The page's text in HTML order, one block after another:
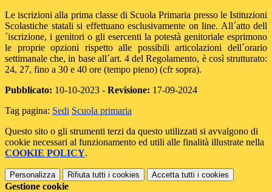
Le iscrizioni alla prima classe di Scuola Primaria presso le Istituzioni
Scolastiche statali si effettuano esclusivamente on line. All´atto dell
´iscrizione, i genitori o gli esercenti la potestà genitoriale esprimono
le proprie opzioni rispetto alle possibili articolazioni dell´orario
settimanale che, in base all´art. 4 del Regolamento, è così strutturato:
24, 27, fino a 30 e 40 ore (tempo pieno) (cfr sopra).
Pubblicato: 10-10-2023 - Revisione: 17-09-2024
Tag pagina: Sedi Scuola primaria
Questo sito o gli strumenti terzi da questo utilizzati si avvalgono di
cookie necessari al funzionamento ed utili alle finalità illustrate nella
COOKIE POLICY.
Personalizza Rifiuta tutti i cookies Accetta tutti i cookies
Gestione cookie